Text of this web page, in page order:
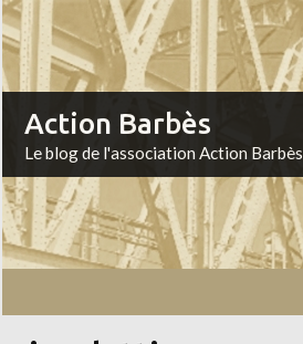
Action Barbès
Le blog de l'association Action Barbès